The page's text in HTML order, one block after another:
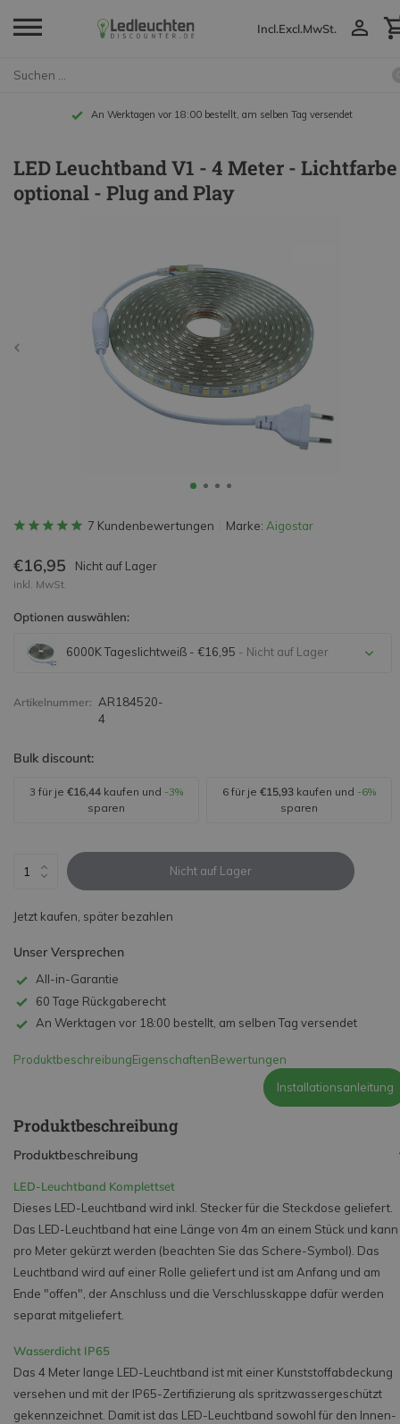
Incl.Excl.MwSt.
An Werktagen vor 18:00 bestellt, am selben Tag versendet
LED Leuchtband V1 - 4 Meter - Lichtfarbe
optional - Plug and Play
7 Kundenbewertungen Marke: Aigostar
€16,95 Nicht auf Lager
inkl. MwSt.
Optionen auswählen:
6000K Tageslichtweiß - €16,95 - Nicht auf Lager
Artikelnummer: AR184520-
4
Bulk discount:
3 für je €16,44 kaufen und -3%
sparen
6 für je €15,93 kaufen und -6%
sparen
Nicht auf Lager
Jetzt kaufen, später bezahlen
Unser Versprechen
All-in-Garantie
60 Tage Rückgaberecht
An Werktagen vor 18:00 bestellt, am selben Tag versendet
ProduktbeschreibungEigenschaftenBewertungen
Installationsanleitung
Produktbeschreibung
Produktbeschreibung
LED-Leuchtband Komplettset
Dieses LED-Leuchtband wird inkl. Stecker für die Steckdose geliefert.
Das LED-Leuchtband hat eine Länge von 4m an einem Stück und kann
pro Meter gekürzt werden (beachten Sie das Schere-Symbol). Das
Leuchtband wird auf einer Rolle geliefert und ist am Anfang und am
Ende "offen", der Anschluss und die Verschlusskappe dafür werden
separat mitgeliefert.
Wasserdicht IP65
Das 4 Meter lange LED-Leuchtband ist mit einer Kunststoffabdeckung
versehen und mit der IP65-Zertifizierung als spritzwassergeschützt
gekennzeichnet. Damit ist das LED-Leuchtband sowohl für den Innen-